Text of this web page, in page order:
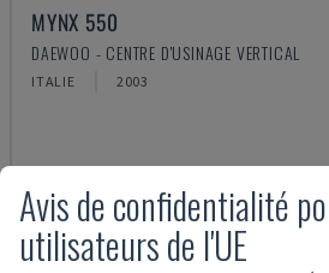
MYNX 550
DAEWOO - CENTRE D'USINAGE VERTICAL
ITALIE 2003
Avis de confidentialité
utilisateurs de l'UE